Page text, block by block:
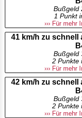
Bußgeld
1 Punkt
››› Für
41 km/h zu
Bußgeld
2 Punkte
››› Für
42 km/h zu
Bußgeld
2 Punkte
››› Für